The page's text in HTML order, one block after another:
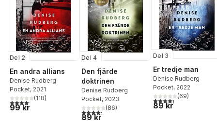
Del 2
En andra allians
Denise Rudberg
Pocket, 2021
4,1utav 5 stjärnor. Totalt antal röster:
(118)
99 kr
Del 4
Den fjärde
doktrinen
Denise Rudberg
Pocket, 2023
4,3utav 5 stjärnor. Totalt antal röster:
(86)
89 kr
Del 3
Er tredje man
Denise Rudberg
Pocket, 2022
4,3utav 5 stjärnor.
(69)
89 kr